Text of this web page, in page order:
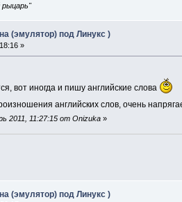
(эмулятор) под Линукс )
»
вот иногда и пишу английские слова
английских слов, очень
2011, 11:27:15 от Onizuka »
(эмулятор) под Линукс )